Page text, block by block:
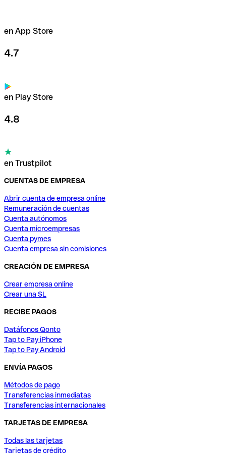
en App Store
4.7
en Play Store
4.8
en Trustpilot
CUENTAS DE EMPRESA
Abrir cuenta de empresa online
Remuneración de cuentas
Cuenta autónomos
Cuenta microempresas
Cuenta pymes
Cuenta empresa sin comisiones
CREACIÓN DE EMPRESA
Crear empresa online
Crear una SL
RECIBE PAGOS
Datáfonos Qonto
Tap to Pay iPhone
Tap to Pay Android
ENVÍA PAGOS
Métodos de pago
Transferencias inmediatas
Transferencias internacionales
TARJETAS DE EMPRESA
Todas las tarjetas
Tarjetas de crédito